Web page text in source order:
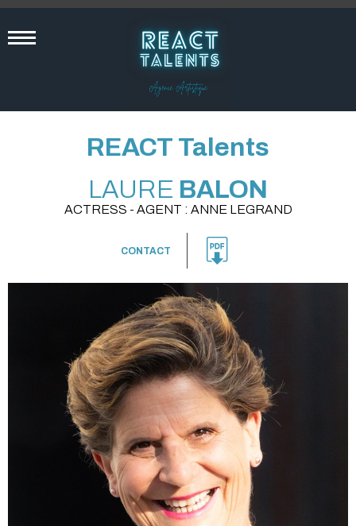
REACT Talents
LAURE BALON
ACTRESS - AGENT : ANNE LEGRAND
CONTACT